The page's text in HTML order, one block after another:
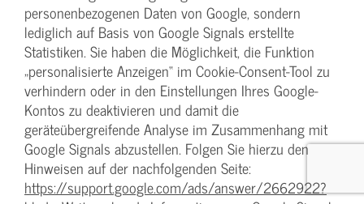
personenbezogenen Daten von Google, sondern
lediglich auf Basis von Google Signals erstellte
Statistiken. Sie haben die Möglichkeit, die Funktion
„personalisierte Anzeigen“ im Cookie-Consent-Tool zu
verhindern oder in den Einstellungen Ihres Google-
Kontos zu deaktivieren und damit die
geräteübergreifende Analyse im Zusammenhang mit
Google Signals abzustellen. Folgen Sie hierzu den
Hinweisen auf der nachfolgenden Seite:
https://support.google.com/ads/answer/2662922?